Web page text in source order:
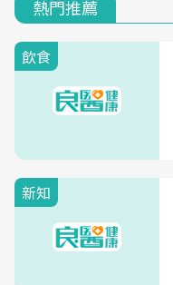
熱門推薦
飲食
新知